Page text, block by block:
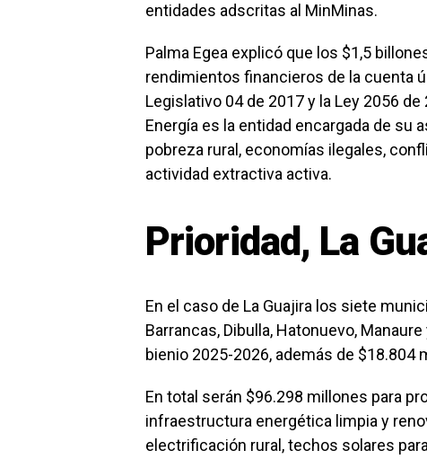
entidades adscritas al MinMinas.
Palma Egea explicó que los $1,5
rendimientos financieros de la cuenta
Legislativo 04 de 2017 y la Ley 2056
Energía es la entidad encargada de su
pobreza rural, economías ilegales,
actividad extractiva activa.
Prioridad, La
En el caso de La Guajira los siete
Barrancas, Dibulla, Hatonuevo,
bienio 2025-2026, además de
En total serán $96.298 millones para
infraestructura energética limpia y
electrificación rural, techos solares